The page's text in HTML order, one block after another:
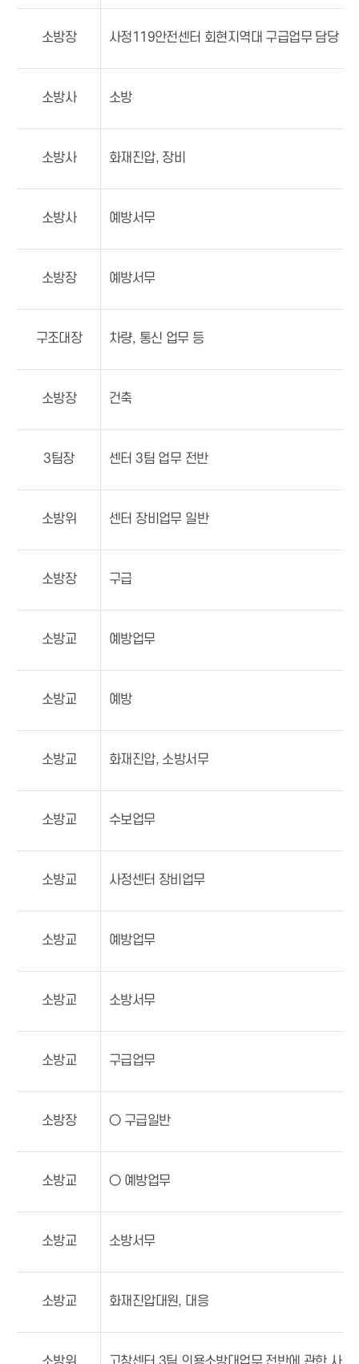
소방장 사정119안전센터 회현지역대 구급업무 담당
소방사 소방
소방사 화재진압, 장비
소방사 예방서무
소방장 예방서무
구조대장 차량, 통신 업무 등
소방장 건축
3팀장 센터 3팀 업무 전반
소방위 센터 장비업무 일반
소방장 구급
소방교 예방업무
소방교 예방
소방교 화재진압, 소방서무
소방교 수보업무
소방교 사정센터 장비업무
소방교 예방업무
소방교 소방서무
소방교 구급업무
소방장 ○ 구급일반
소방교 ○ 예방업무
소방교 소방서무
소방교 화재진압대원, 대응